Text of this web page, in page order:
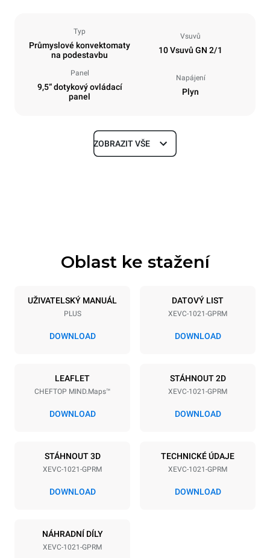
Typ
Průmyslové konvektomaty
na podestavbu
Vsuvů
10 Vsuvů GN 2/1
Panel
9,5“ dotykový ovládací
panel
Napájení
Plyn
Rozměry
Specifikace plechů
10 GN 2/1
Vzdálenost mezi zásobníky
220-240V 1N~ 1,4 kW
Typ zástrčky
Schuko | ✓
Spotřeba v kWh
ZOBRAZIT VŠE
Oblast ke stažení
UŽIVATELSKÝ MANUÁL
PLUS
DOWNLOAD
DATOVÝ LIST
XEVC-1021-GPRM
DOWNLOAD
LEAFLET
CHEFTOP MIND.Maps™
DOWNLOAD
STÁHNOUT 2D
XEVC-1021-GPRM
DOWNLOAD
STÁHNOUT 3D
XEVC-1021-GPRM
DOWNLOAD
TECHNICKÉ ÚDAJE
XEVC-1021-GPRM
DOWNLOAD
NÁHRADNÍ DÍLY
XEVC-1021-GPRM